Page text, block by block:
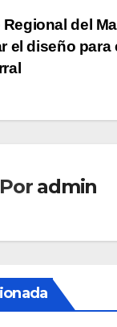
del
el diseño para
Por admin